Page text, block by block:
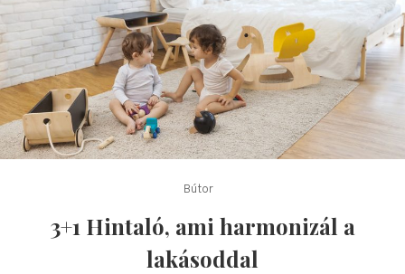
Bútor
3+1 Hintaló, ami harmonizál a
lakásoddal